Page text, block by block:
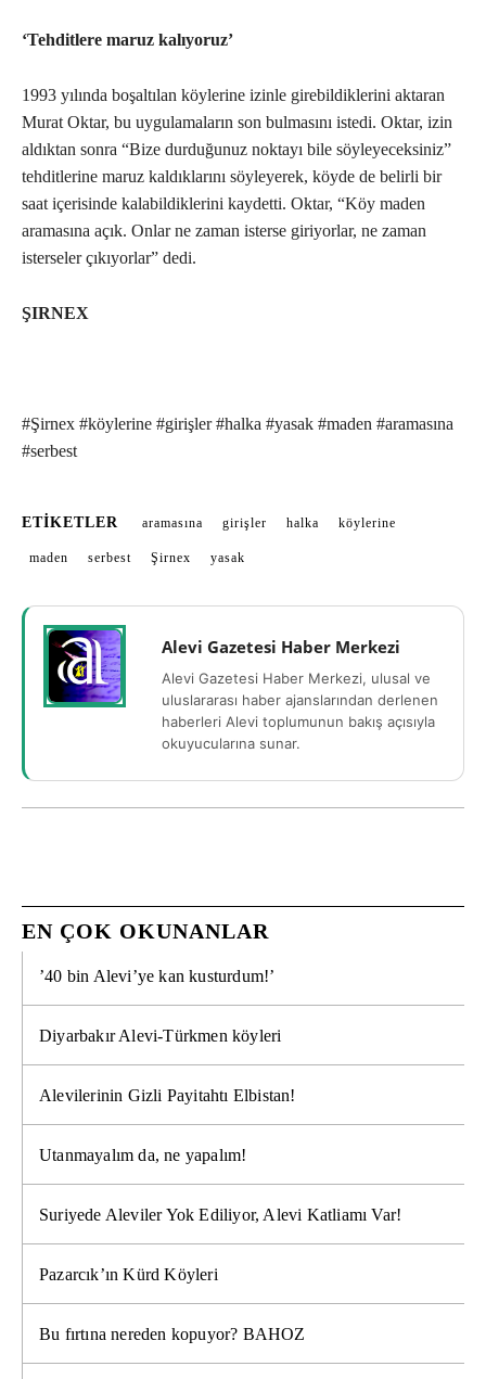
‘Tehditlere maruz kalıyoruz’
1993 yılında boşaltılan köylerine izinle girebildiklerini aktaran
Murat Oktar, bu uygulamaların son bulmasını istedi. Oktar, izin
aldıktan sonra “Bize durduğunuz noktayı bile söyleyeceksiniz”
tehditlerine maruz kaldıklarını söyleyerek, köyde de belirli bir
saat içerisinde kalabildiklerini kaydetti. Oktar, “Köy maden
aramasına açık. Onlar ne zaman isterse giriyorlar, ne zaman
isterseler çıkıyorlar” dedi.
ŞIRNEX
#Şirnex #köylerine #girişler #halka #yasak #maden #aramasına
#serbest
ETIKETLER aramasına girişler halka köylerine
maden serbest Şirnex yasak
Alevi Gazetesi Haber Merkezi
Alevi Gazetesi Haber Merkezi, ulusal ve
uluslararası haber ajanslarından derlenen
haberleri Alevi toplumunun bakış açısıyla
okuyucularına sunar.
EN ÇOK OKUNANLAR
’40 bin Alevi’ye kan kusturdum!’
Diyarbakır Alevi-Türkmen köyleri
Alevilerinin Gizli Payitahtı Elbistan!
Utanmayalım da, ne yapalım!
Suriyede Aleviler Yok Ediliyor, Alevi Katliamı Var!
Pazarcık’ın Kürd Köyleri
Bu fırtına nereden kopuyor? BAHOZ